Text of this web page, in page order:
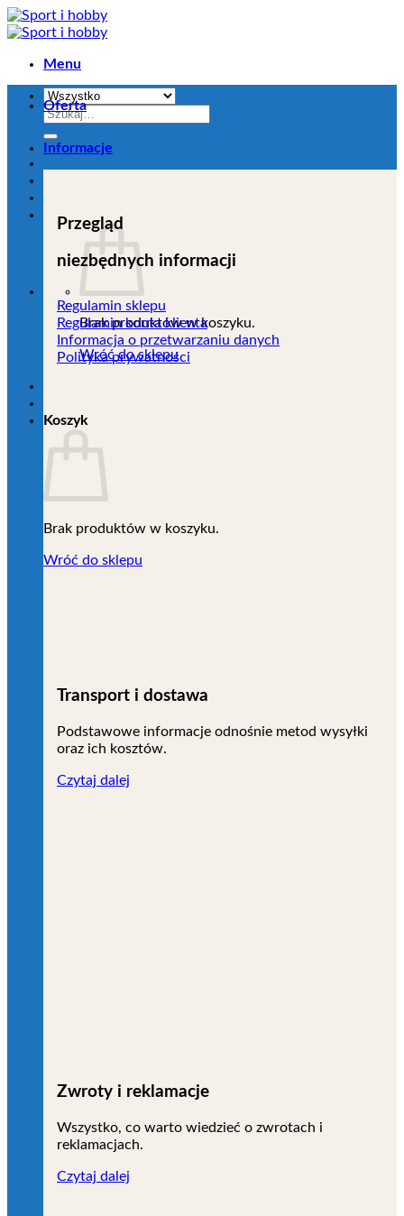
Przejdź
do
Menu
Szukaj:
Brak produktów w koszyku.
Wróć do sklepu
Koszyk
Brak produktów w koszyku.
Wróć do sklepu
Oferta
Informacje
Przegląd
niezbędnych informacji
Regulamin sklepu
Regulamin konta klienta
Informacja o przetwarzaniu danych
Polityka prywatności
Transport i dostawa
Podstawowe informacje odnośnie metod wysyłki
oraz ich kosztów.
Czytaj dalej
Zwroty i reklamacje
Wszystko, co warto wiedzieć o zwrotach i
reklamacjach.
Czytaj dalej